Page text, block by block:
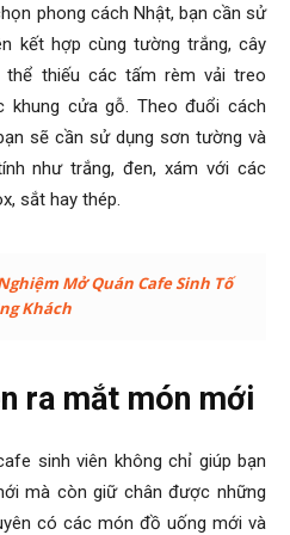
phong cách Nhật, bạn cần sử
kết hợp cùng tường trắng, cây
thể thiếu các tấm rèm vải treo
cửa gỗ. Theo đuổi cách
sẽ cần sử dụng sơn tường và
như trắng, đen, xám với các
sắt hay thép.
Mở Quán Cafe Sinh Tố
Khách
ra mắt món mới
sinh viên không chỉ giúp bạn
mà còn giữ chân được những
có các món đồ uống mới và